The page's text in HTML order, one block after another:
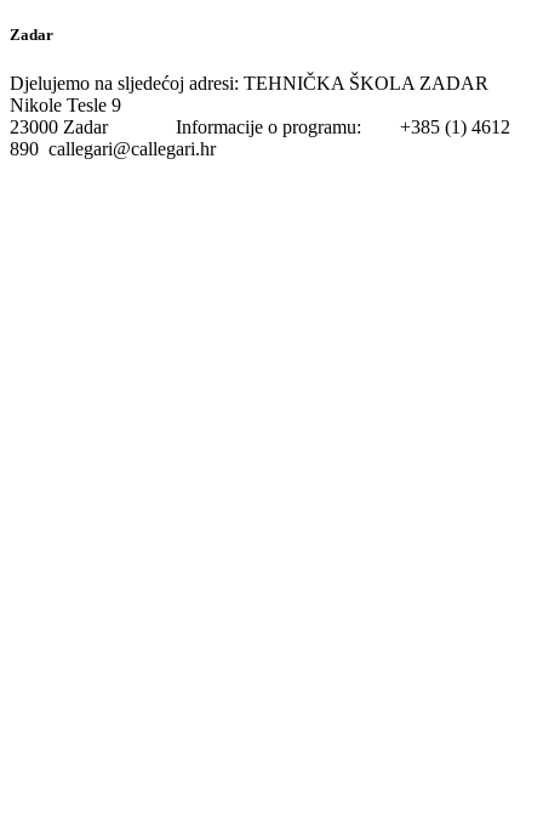
Zadar
Djelujemo na sljedećoj adresi: TEHNIČKA ŠKOLA ZADAR
Nikole Tesle 9
23000 Zadar Informacije o programu: +385 (1) 4612
890 callegari@callegari.hr